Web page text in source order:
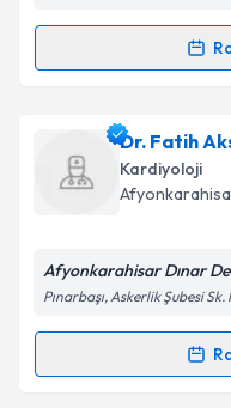
Kişisel
'ni
kapsamda
Randevu
Uzm. Dr. Zeynep
talebi oluşturun.
için bir takvim
bilgilendireceğiz.
Kişisel
Dr. Fatih
Kardiyoloji
Afyonkarahisar Dınar
Pınarbaşı, Askerlik Şubesi
Randevu